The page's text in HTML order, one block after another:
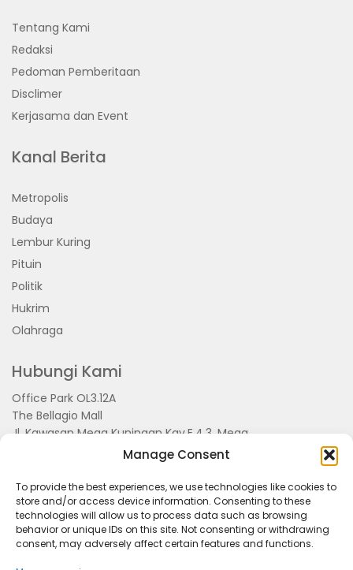
Manage Consent
To provide the best experiences, we use technologies like cookies to
store and/or access device information. Consenting to these
technologies will allow us to process data such as browsing
behavior or unique IDs on this site. Not consenting or withdrawing
consent, may adversely affect certain features and functions.
Tentang Kami
Redaksi
Pedoman Pemberitaan
Disclimer
Kerjasama dan Event
Kanal Berita
Metropolis
Budaya
Lembur Kuring
Pituin
Politik
Hukrim
Olahraga
Hubungi Kami
Office Park OL3.12A
The Bellagio Mall
Jl. Kawasan Mega Kuningan Kav.E.4.3, Mega
Kuningan, Kel. Kuningan Timur,
Kec.Setiabudi, Jakarta Selatan 15810